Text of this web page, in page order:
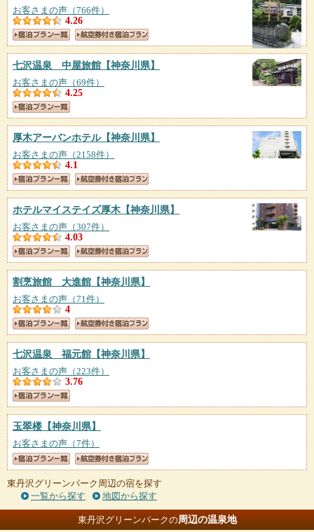
お客さまの声（766件）
4.26
七沢温泉 中屋旅館 【神奈川県】
お客さまの声（69件）
4.25
厚木アーバンホテル【神奈川県】
お客さまの声（2158件）
4.1
ホテルマイステイズ厚木【神奈川県】
お客さまの声（307件）
4.03
割烹旅館 大進館 【神奈川県】
お客さまの声（71件）
4
七沢温泉 福元館 【神奈川県】
お客さまの声（223件）
3.76
玉翠楼 【神奈川県】
お客さまの声（7件）
東丹沢グリーンパーク周辺の宿を探す
一覧から探す
地図から探す
東丹沢グリーンパークの周辺の温泉地